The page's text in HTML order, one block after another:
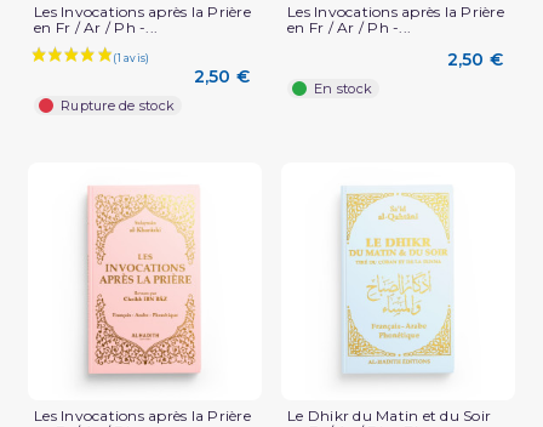
Les Invocations après la Prière
en Fr / Ar / Ph -...
2,50 €
Rupture de stock
Les Invocations après la Prière
en Fr / Ar / Ph -...
2,50 €
En stock
Les Invocations après la Prière
Le Dhikr du Matin et du Soir